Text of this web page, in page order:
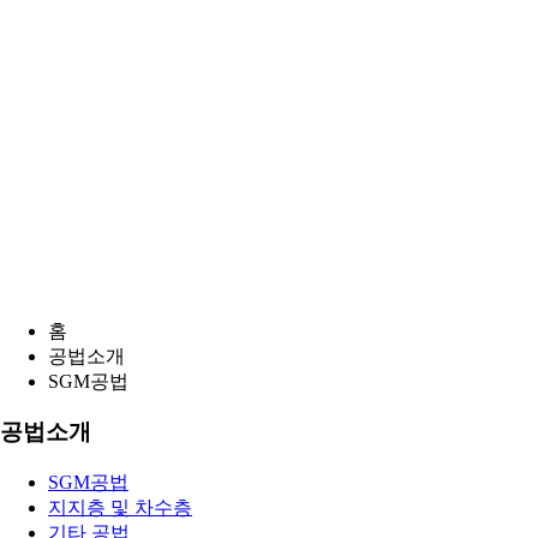
홈
공법소개
SGM공법
공법소개
SGM공법
지지층 및 차수층
기타 공법